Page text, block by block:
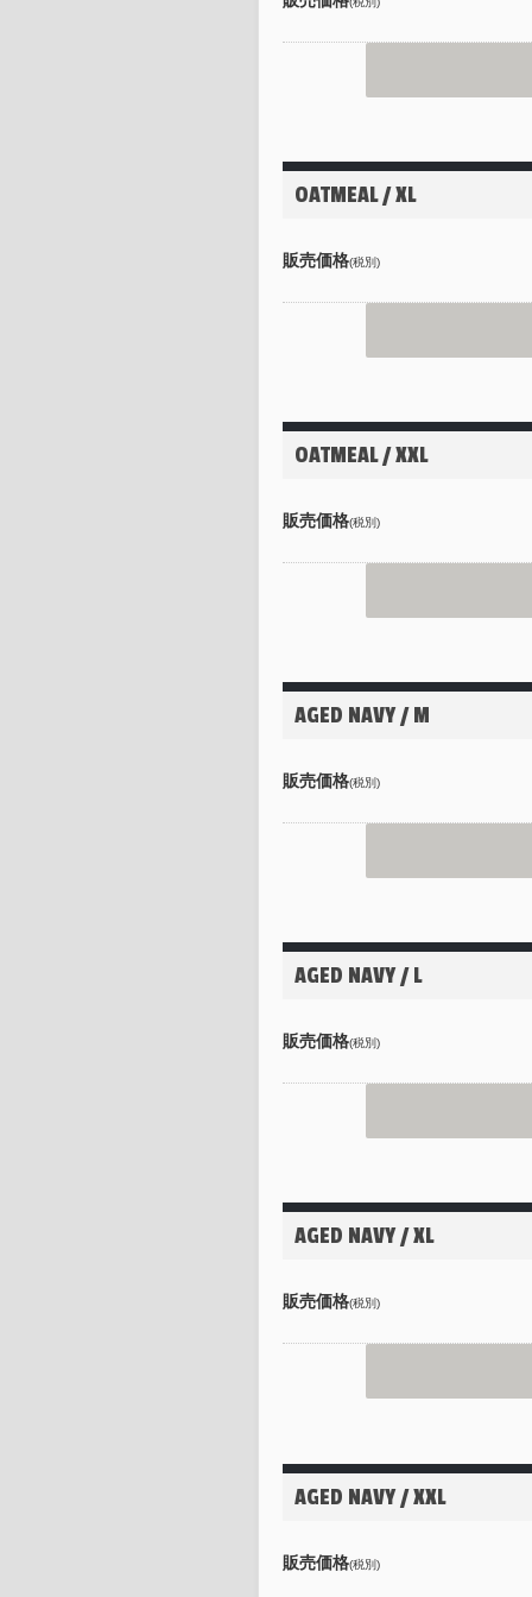
OATMEAL / XL
販売価格(税別)
OATMEAL / XXL
販売価格(税別)
AGED NAVY / M
販売価格(税別)
AGED NAVY / L
販売価格(税別)
AGED NAVY / XL
販売価格(税別)
AGED NAVY / XXL
販売価格(税別)